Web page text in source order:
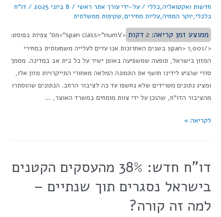
חדשות ואקטואליה,כללי / על-ידי עורך אתר ראשי / 8 ביוני 2025 / דו"ח
כלכלי,יוקר המחיה,עליות מחירים,שקיפות ממשלתית
ממוצע זמן קריאה: 2 דקות
<span class="numV">מס' צפיות בפוסט:
</span> 1,001 בשנים האחרונות אנו עדים לעלייה משמעותית במחירי
המזון בישראל, תופעה שמשפיעה באופן ישיר על כל בית אב במדינה. מסמך
סודי שהגיע לידינו חושף את התמונה המלאה מאחורי התייקרויות מזון אלו,
ומציג נתונים מטרידים שלא נחשפו עד כה לציבור הרחב. הנתונים שהוסתרו
מהציבור הדו"ח, שהוכן על ידי צוות מומחים במשרד האוצר, …
לקריאה »
דו"ח חדש: 38% מהעסקים הקטנים
בישראל נסגרים תוך שנתיים –
למה זה קורה?